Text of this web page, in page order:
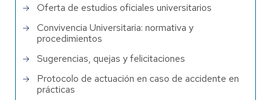
Oferta de estudios oficiales universitarios
Convivencia Universitaria: normativa y
procedimientos
Sugerencias, quejas y felicitaciones
Protocolo de actuación en caso de accidente en
prácticas